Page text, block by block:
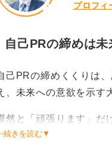
プロフィ
自己PRの締めは
己PRの締めくくりは
、未来への意欲を示す
然と「頑張ります」だ
ましょう。
きを読む▼